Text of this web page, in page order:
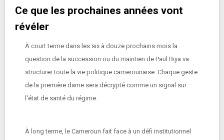
Ce que les prochaines années vont
révéler
À court terme dans les six à douze prochains mois la
question de la succession ou du maintien de Paul Biya va
structurer toute la vie politique camerounaise. Chaque geste
de la première dame sera décrypté comme un signal sur
l'état de santé du régime.
À long terme, le Cameroun fait face à un défi institutionnel